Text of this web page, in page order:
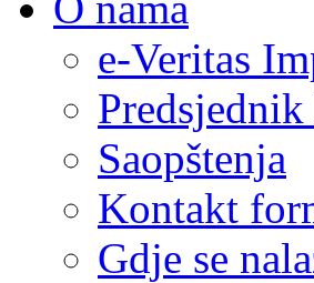
e-Veritas
Saopštenja
Kontakt
Gdje se